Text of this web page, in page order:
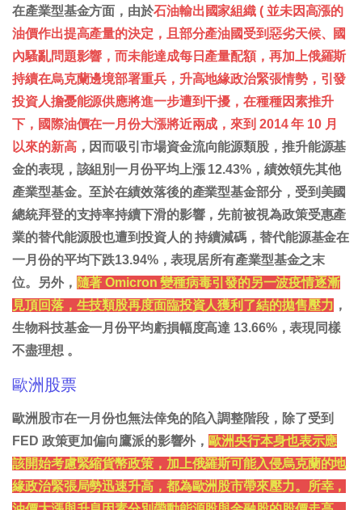
在產業型基金方面，由於石油輸出國家組織 ( 並未因高漲的
油價作出提高產量的決定，且部分產油國受到惡劣天候、國
內騷亂問題影響，而未能達成每日產量配額，再加上俄羅斯
持續在烏克蘭邊境部署重兵，升高地緣政治緊張情勢，引發
投資人擔憂能源供應將進一步遭到干擾，在種種因素推升
下，國際油價在一月份大漲將近兩成，來到 2014 年 10 月
以來的新高，因而吸引市場資金流向能源類股，推升能源基
金的表現，該組別一月份平均上漲 12.43%，績效領先其他
產業型基金。至於在績效落後的產業型基金部分，受到美國
總統拜登的支持率持續下滑的影響，先前被視為政策受惠產
業的替代能源股也遭到投資人的 持續減碼，替代能源基金在
一月份的平均下跌13.94%，表現居所有產業型基金之末
位。另外， 隨著 Omicron 變種病毒引發的另一波疫情逐漸
見頂回落，生技類股再度面臨投資人獲利了結的拋售壓力 ，
生物科技基金一月份平均虧損幅度高達 13.66%，表現同樣
不盡理想 。
歐洲股票
歐洲股市在一月份也無法倖免的陷入調整階段，除了受到
FED 政策更加偏向鷹派的影響外， 歐洲央行本身也表示應
該開始考慮緊縮貨幣政策，加上俄羅斯可能入侵烏克蘭的地
緣政治緊張局勢迅速升高，都為歐洲股市帶來壓力。所幸，